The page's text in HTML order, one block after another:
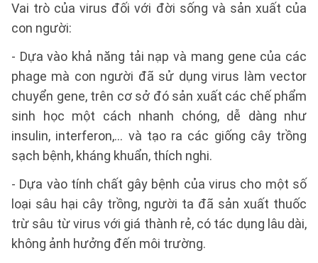
Vai trò của virus đối với đời sống và sản xuất của
con người:
- Dựa vào khả năng tải nạp và mang gene của các
phage mà con người đã sử dụng virus làm vector
chuyển gene, trên cơ sở đó sản xuất các chế phẩm
sinh học một cách nhanh chóng, dễ dàng như
insulin, interferon,… và tạo ra các giống cây trồng
sạch bệnh, kháng khuẩn, thích nghi.
- Dựa vào tính chất gây bệnh của virus cho một số
loại sâu hại cây trồng, người ta đã sản xuất thuốc
trừ sâu từ virus với giá thành rẻ, có tác dụng lâu dài,
không ảnh hưởng đến môi trường.